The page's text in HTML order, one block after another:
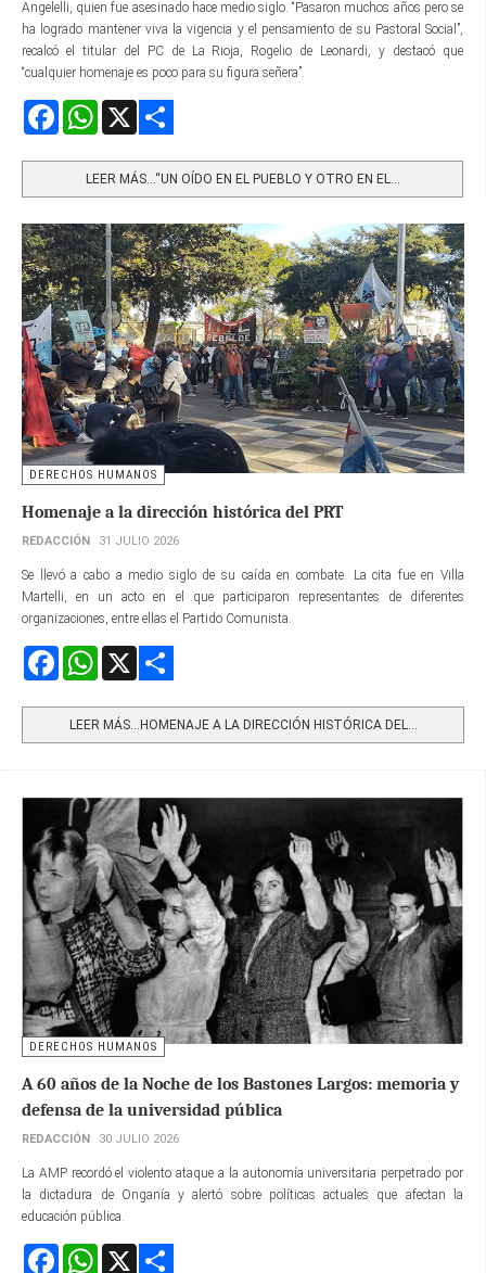
Angelelli, quien fue asesinado hace medio siglo. “Pasaron muchos años pero se
ha logrado mantener viva la vigencia y el pensamiento de su Pastoral Social”,
recalcó el titular del PC de La Rioja, Rogelio de Leonardi, y destacó que
“cualquier homenaje es poco para su figura señera”.
FacebookWhatsApp
LEER MÁS…“UN OÍDO EN EL PUEBLO Y OTRO EN EL...
DERECHOS HUMANOS
Homenaje a la dirección histórica del PRT
REDACCIÓN 31 JULIO 2026
Se llevó a cabo a medio siglo de su caída en combate. La cita fue en Villa
Martelli, en un acto en el que participaron representantes de diferentes
organizaciones, entre ellas el Partido Comunista.
FacebookWhatsApp
LEER MÁS…HOMENAJE A LA DIRECCIÓN HISTÓRICA DEL...
DERECHOS HUMANOS
A 60 años de la Noche de los Bastones Largos: memoria y
defensa de la universidad pública
REDACCIÓN 30 JULIO 2026
La AMP recordó el violento ataque a la autonomía universitaria perpetrado por
la dictadura de Onganía y alertó sobre políticas actuales que afectan la
educación pública.
FacebookWhatsApp